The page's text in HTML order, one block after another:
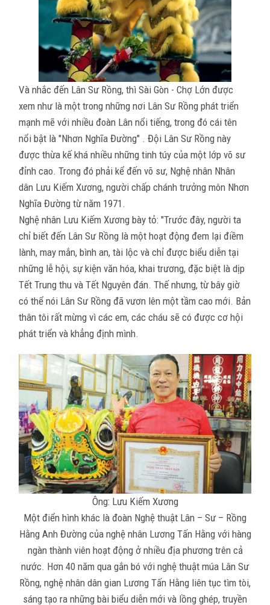
Và nhắc đến Lân Sư Rồng, thì Sài Gòn - Chợ Lớn được
xem như là một trong những nơi Lân Sư Rồng phát triển
mạnh mẽ với nhiều đoàn Lân nổi tiếng, trong đó cái tên
nổi bật là "Nhơn Nghĩa Đường" . Đội Lân Sư Rồng này
được thừa kế khá nhiều những tinh túy của một lớp võ sư
đỉnh cao. Trong đó phải kể đến võ sư, Nghệ nhân Nhân
dân Lưu Kiếm Xương, người chấp chánh trưởng môn Nhơn
Nghĩa Đường từ năm 1971.
Nghệ nhân Lưu Kiếm Xương bày tỏ: "Trước đây, người ta
chỉ biết đến Lân Sư Rồng là một hoạt động đem lại điềm
lành, may mắn, bình an, tài lộc và chỉ được biểu diễn tại
những lễ hội, sự kiện văn hóa, khai trương, đặc biệt là dịp
Tết Trung thu và Tết Nguyên đán. Thế nhưng, từ bây giờ
có thể nói Lân Sư Rồng đã vươn lên một tầm cao mới. Bản
thân tôi rất mừng vì các em, các cháu sẽ có được cơ hội
phát triển và khẳng định mình.
Ông: Lưu Kiếm Xương
Một điển hình khác là đoàn Nghệ thuật Lân – Sư – Rồng
Hằng Anh Đường của nghệ nhân Lương Tấn Hằng với hàng
ngàn thành viên hoạt động ở nhiều địa phương trên cả
nước. Hơn 40 năm qua gắn bó với nghệ thuật múa Lân Sư
Rồng, nghệ nhân dân gian Lương Tấn Hằng liên tục tìm tòi,
sáng tạo ra những bài biểu diễn mới và lồng ghép, truyền